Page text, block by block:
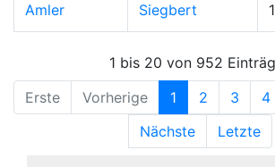
Amler Siegbert
1 bis 20 von 952
Erste
Vorherige 1 2 3 4
Nächste
Letzte